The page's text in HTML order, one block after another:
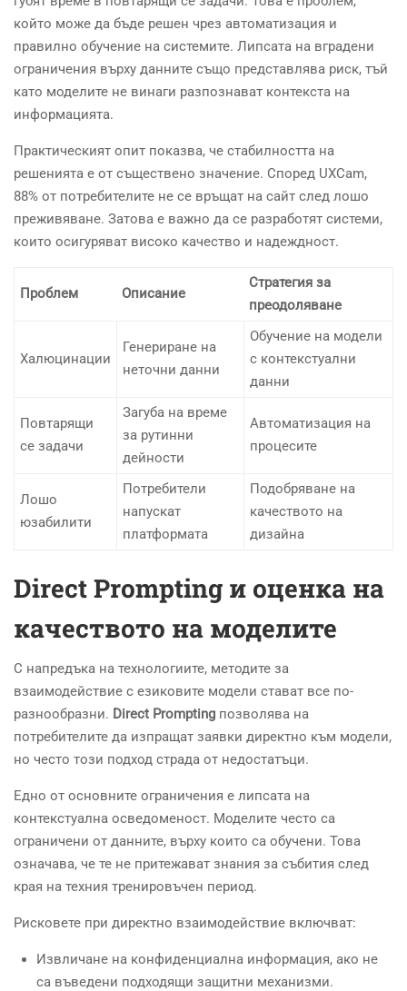
който може да бъде решен чрез автоматизация и
правилно обучение на системите. Липсата на вградени
ограничения върху данните също представлява риск, тъй
като моделите не винаги разпознават контекста на
информацията.
Практическият опит показва, че стабилността на
решенията е от съществено значение. Според UXCam,
88% от потребителите не се връщат на сайт след лошо
преживяване. Затова е важно да се разработят системи,
които осигуряват високо качество и надеждност.
Проблем Описание
Стратегия за
преодоляване
Халюцинации
Генериране на
неточни данни
Обучение на модели
с контекстуални
данни
Повтарящи
се задачи
Загуба на време
за рутинни
дейности
Автоматизация на
процесите
Лошо
юзабилити
Потребители
напускат
платформата
Подобряване на
качеството на
дизайна
Direct Prompting и оценка на
качеството на моделите
С напредъка на технологиите, методите за
взаимодействие с езиковите модели стават все по-
разнообразни. Direct Prompting позволява на
потребителите да изпращат заявки директно към модели,
но често този подход страда от недостатъци.
Едно от основните ограничения е липсата на
контекстуална осведоменост. Моделите често са
ограничени от данните, върху които са обучени. Това
означава, че те не притежават знания за събития след
края на техния тренировъчен период.
Рисковете при директно взаимодействие включват:
Извличане на конфиденциална информация, ако не
са въведени подходящи защитни механизми.